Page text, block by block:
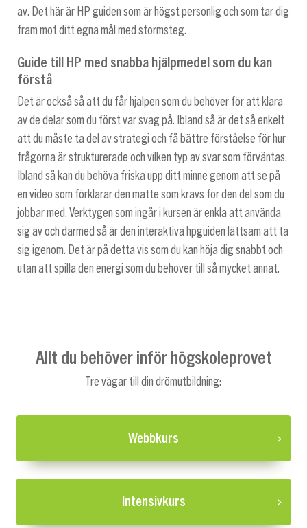
av. Det här är HP guiden som är högst personlig och som tar dig
fram mot ditt egna mål med stormsteg.
Guide till HP med snabba hjälpmedel som du kan
förstå
Det är också så att du får hjälpen som du behöver för att klara
av de delar som du först var svag på. Ibland så är det så enkelt
att du måste ta del av strategi och få bättre förståelse för hur
frågorna är strukturerade och vilken typ av svar som förväntas.
Ibland så kan du behöva friska upp ditt minne genom att se på
en video som förklarar den matte som krävs för den del som du
jobbar med. Verktygen som ingår i kursen är enkla att använda
sig av och därmed så är den interaktiva hpguiden lättsam att ta
sig igenom. Det är på detta vis som du kan höja dig snabbt och
utan att spilla den energi som du behöver till så mycket annat.
Allt du behöver inför högskoleprovet
Tre vägar till din drömutbildning:
Webbkurs
Intensivkurs